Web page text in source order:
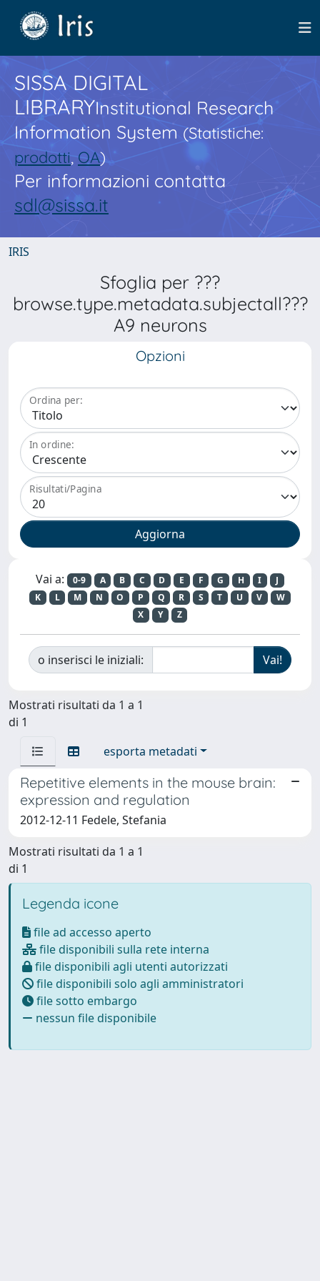
SISSA DIGITAL
LIBRARYInstitutional Research
Information System(Statistiche:
prodotti,OA)
Per informazioni contatta
sdl@sissa.it
IRIS
Sfoglia per ???
browse.type.metadata.subjectall???
A9 neurons
Opzioni
Ordina per:
In ordine:
Risultati/Pagina
Vai a: 0-9 A B C D E F G H I
J
K
L M N O P Q R S T U V
W
X
Y Z
o inserisci le iniziali:
Mostrati risultati da 1 a 1
di 1
esporta metadati
Repetitive elements in the mouse brain:
expression and regulation
2012-12-11 Fedele, Stefania
Mostrati risultati da 1 a 1
di 1
Legenda icone
file ad accesso aperto
file disponibili sulla rete interna
file disponibili agli utenti autorizzati
file disponibili solo agli amministratori
file sotto embargo
nessun file disponibile